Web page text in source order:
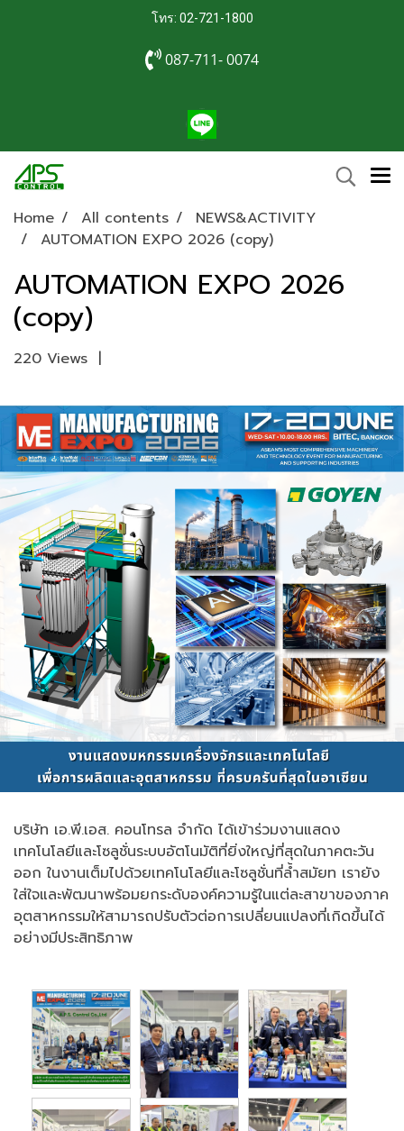
โทร: 02-721-1800
087-711- 0074
Home All contents
NEWS&ACTIVITY
AUTOMATION EXPO 2026 (copy)
AUTOMATION EXPO 2026
(copy)
220 Views |
บริษัท เอ.พี.เอส. คอนโทรล จำกัด ได้เข้าร่วมงานแสดง
เทคโนโลยีและโซลูชั่นระบบอัตโนมัติที่ยิ่งใหญ่ที่สุดในภาคตะวัน
ออก ในงานเต็มไปด้วยเทคโนโลยีและโซลูชั่นที่ล้ำสมัยท เรายัง
ใส่ใจและพัฒนาพร้อมยกระดับองค์ความรู้ในแต่ละสาขาของภาค
อุตสาหกรรมให้สามารถปรับตัวต่อการเปลี่ยนแปลงที่เกิดขึ้นได้
อย่างมีประสิทธิภาพ